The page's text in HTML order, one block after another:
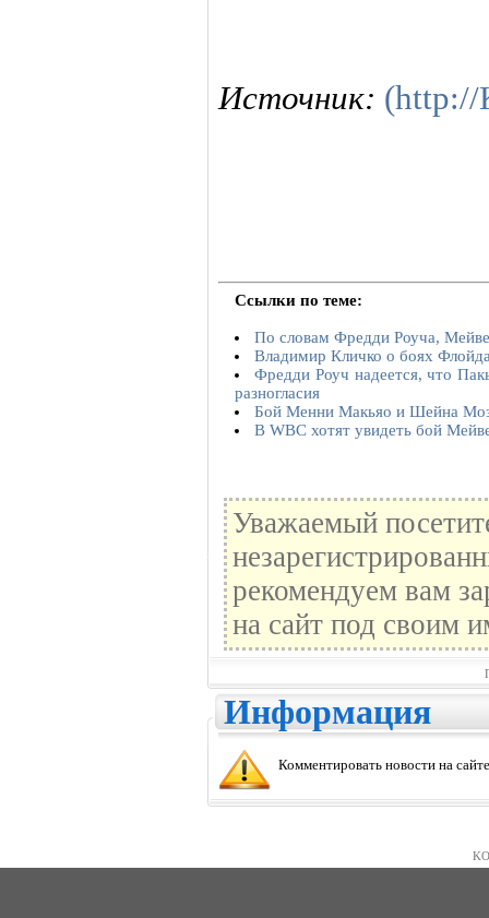
Источник: (http://
Ссылки по теме:
По словам Фредди Роуча,
Владимир Кличко о боях
Фредди Роуч надеется, что
разногласия
Бой Менни Макьяо и Шейна
В WBC хотят увидеть бой
Уважаемый
рекомендуем вам
на сайт под своим
Информация
Комментировать новости на